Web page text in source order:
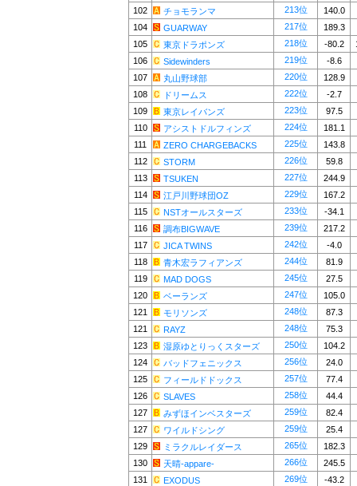
102
チョモランマ 213位
140.0
104
GUARWAY 217位
189.3
105
東京ドラポンズ 218位 -80.2
106
Sidewinders 219位
-8.6
107
丸山野球部 220位
128.9
108
ドリームス 222位
-2.7
109
東京レイバンズ 223位
97.5
110
アシストドルフィンズ 224位
181.1
111
ZERO CHARGEBACKS 225位
143.8
112
STORM 226位
59.8
113
TSUKEN 227位
244.9
114
江戸川野球団OZ 229位
167.2
115
NSTオールスターズ 233位
-34.1
116
調布BIGWAVE 239位
217.2
117
JICA TWINS 242位
-4.0
118
青木宏ラフィアンズ 244位
81.9
119
MAD DOGS 245位
27.5
120
ベーランズ 247位
105.0
121
モリソンズ 248位
87.3
121
RAYZ 248位
75.3
123
湿原ゆとりっくスターズ 250位
104.2
124
バッドフェニックス 256位
24.0
125
フィールドドックス 257位
77.4
126
SLAVES 258位
44.4
127
みずほインベスターズ 259位
82.4
127
ワイルドシング 259位
25.4
129
ミラクルレイダース 265位
182.3
130
天晴-appare- 266位
245.5
131
EXODUS 269位
-43.2